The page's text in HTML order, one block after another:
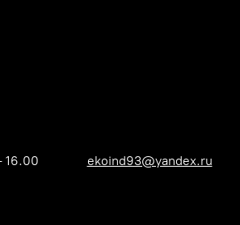
16.00 ekoind93@yandex.ru